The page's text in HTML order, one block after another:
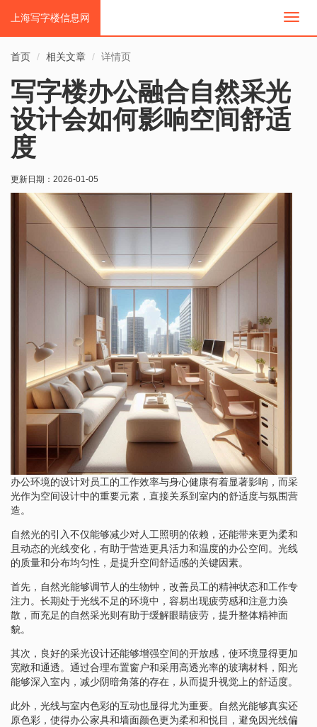
切
上海写字楼信息网
首页 相关文章 详情页
写字楼办公融合自然采光
设计会如何影响空间舒适
度
更新日期： 2026-01-05
办公环境的设计对员工的工作效率与身心健康有着显著影响，而采
光作为空间设计中的重要元素，直接关系到室内的舒适度与氛围营
造。
自然光的引入不仅能够减少对人工照明的依赖，还能带来更为柔和
且动态的光线变化，有助于营造更具活力和温度的办公空间。光线
的质量和分布均匀性，是提升空间舒适感的关键因素。
首先，自然光能够调节人的生物钟，改善员工的精神状态和工作专
注力。长期处于光线不足的环境中，容易出现疲劳感和注意力涣
散，而充足的自然采光则有助于缓解眼睛疲劳，提升整体精神面
貌。
其次，良好的采光设计还能够增强空间的开放感，使环境显得更加
宽敞和通透。通过合理布置窗户和采用高透光率的玻璃材料，阳光
能够深入室内，减少阴暗角落的存在，从而提升视觉上的舒适度。
此外，光线与室内色彩的互动也显得尤为重要。自然光能够真实还
原色彩，使得办公家具和墙面颜色更为柔和和悦目，避免因光线偏